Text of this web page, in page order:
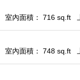
室內面積： 716 sq.ft
室內面積： 748 sq.ft